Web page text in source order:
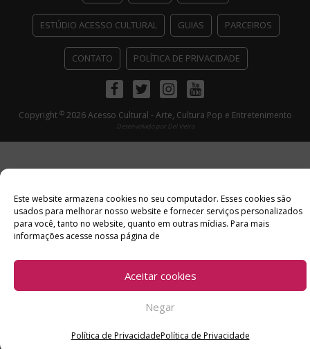
Este website armazena cookies no seu computador. Esses cookies são
usados ​​para melhorar nosso website e fornecer serviços personalizados
para você, tanto no website, quanto em outras mídias. Para mais
informações acesse nossa página de
Aceitar cookies
Negar
Política de PrivacidadePolítica de Privacidade
ESTÚDIO ACESSO CULTURAL GUIAS PARCEIROS
CONTATO POLÍTICA DE PRIVACIDADE
FacebookTwitterInstagramYoutube
Copyright ©2026 Acesso Cultural - Arte, Cultura Pop e Entretenimento
Desenvolvido por Del Vieira